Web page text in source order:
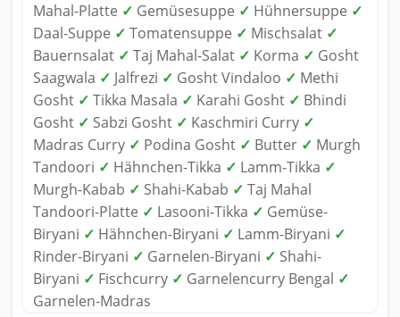
Mahal-Platte ✓ Gemüsesuppe ✓ Hühnersuppe ✓
Daal-Suppe ✓ Tomatensuppe ✓ Mischsalat ✓
Bauernsalat ✓ Taj Mahal-Salat ✓ Korma ✓ Gosht
Saagwala ✓ Jalfrezi ✓ Gosht Vindaloo ✓ Methi
Gosht ✓ Tikka Masala ✓ Karahi Gosht ✓ Bhindi
Gosht ✓ Sabzi Gosht ✓ Kaschmiri Curry ✓
Madras Curry ✓ Podina Gosht ✓ Butter ✓ Murgh
Tandoori ✓ Hähnchen-Tikka ✓ Lamm-Tikka ✓
Murgh-Kabab ✓ Shahi-Kabab ✓ Taj Mahal
Tandoori-Platte ✓ Lasooni-Tikka ✓ Gemüse-
Biryani ✓ Hähnchen-Biryani ✓ Lamm-Biryani ✓
Rinder-Biryani ✓ Garnelen-Biryani ✓ Shahi-
Biryani ✓ Fischcurry ✓ Garnelencurry Bengal ✓
Garnelen-Madras